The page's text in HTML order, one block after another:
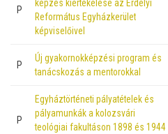
P
képzés kiértékelése az Erdélyi
Református Egyházkerület
képviselőivel
P
Új gyakornokképzési program és
tanácskozás a mentorokkal
P
Egyháztörténeti pályatételek és
pályamunkák a kolozsvári
teológiai fakultáson 1898 és 1944